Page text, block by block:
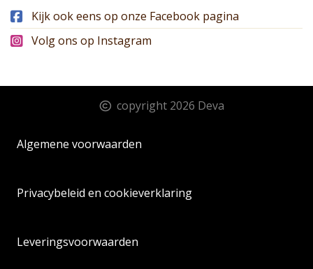
Kijk ook eens op onze Facebook pagina
Volg ons op Instagram
copyright 2026 Deva
Algemene voorwaarden
Privacybeleid en cookieverklaring
Leveringsvoorwaarden